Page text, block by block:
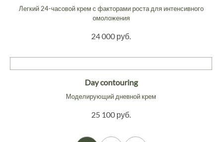
Легкий 24-часовой крем с факторами роста для интенсивного
омоложения
24 000 руб.
Day contouring
Моделирующий дневной крем
25 100 руб.